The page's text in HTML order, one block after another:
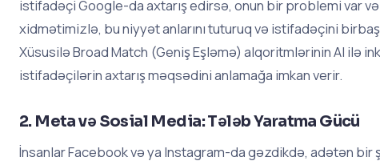
istifadəçi Google-da axtarış edirsə, onun bir problemi var və
xidmətimizlə, bu niyyət anlarını tuturuq və istifadəçini
Xüsusilə Broad Match (Geniş Eşləmə) alqoritmlərinin AI ilə
istifadəçilərin axtarış məqsədini anlamağa imkan verir.
2. Meta və Sosial Media: Tələb Yaratma Gücü
İnsanlar Facebook və ya Instagram-da gəzdikdə, adətən bir